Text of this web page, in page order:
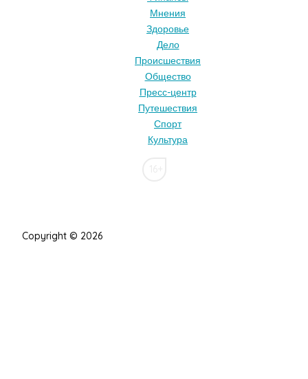
Мнения
Здоровье
Дело
Происшествия
Общество
Пресс-центр
Путешествия
Спорт
Культура
Copyright © 2026